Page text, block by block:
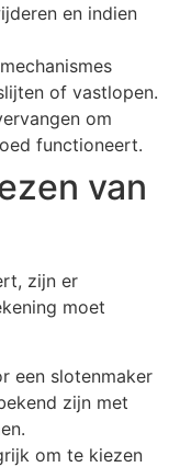
en indien
of vastlopen.
om
functioneert.
van
zijn er
moet
een slotenmaker
zijn met
om te kiezen